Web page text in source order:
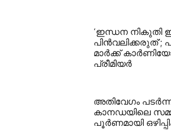
‘ഇന്ധന നികുതി
പിൻവലിക്കരുത്’;
മാർക്ക്
പ്രീമിയർ
അതിവേഗം പടർന്ന്
കാനഡയിലെ
പൂർണമായി